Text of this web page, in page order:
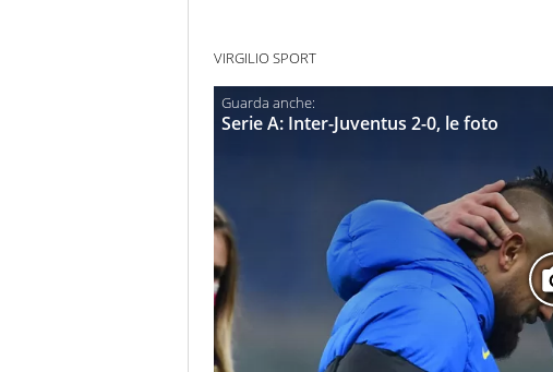
VIRGILIO SPORT
Serie A: Inter-Juventus 2-0, le foto